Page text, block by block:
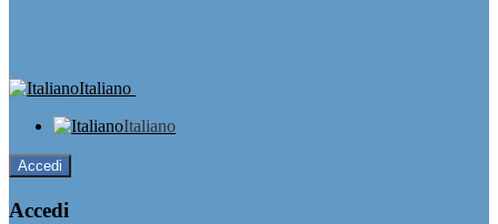
Italiano
Italiano
Accedi
Accedi